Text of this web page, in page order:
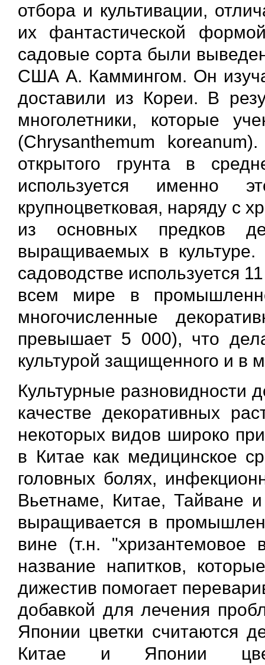
отбора и культивации,
их фантастической
садовые сорта были
США А. Каммингом. Он
доставили из Кореи. В
многолетники, которые
(Chrysanthemum
открытого грунта в
используется именно
крупноцветковая, наряду с
из основных предков
выращиваемых в
садоводстве используется
всем мире в
многочисленные
превышает 5 000), что
культурой защищенного и в
Культурные разновидности
качестве декоративных
некоторых видов широко
в Китае как медицинское
головных болях,
Вьетнаме, Китае, Тайване
выращивается в
вине (т.н. "хризантемовое
название напитков,
дижестив помогает
добавкой для лечения
Японии цветки считаются
Китае и Японии